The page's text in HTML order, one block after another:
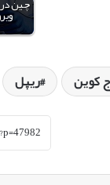
چین
کوین ریپل